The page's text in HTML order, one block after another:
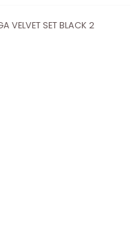
VELVET SET BLACK 2